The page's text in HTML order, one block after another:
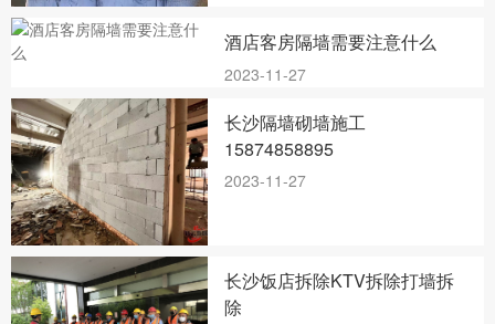
酒店客房隔墙需要注意什么
2023-11-27
长沙隔墙砌墙施工
15874858895
2023-11-27
长沙饭店拆除KTV拆除打墙拆
除